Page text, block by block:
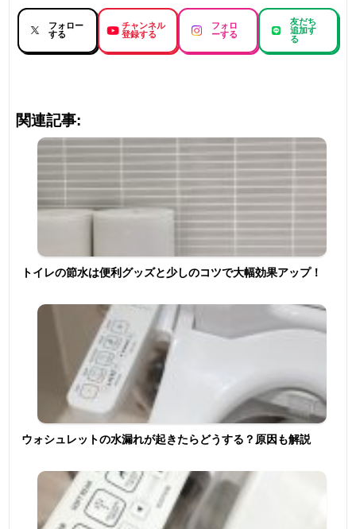
フォロー
する
チャンネル
登録する
フォロ
ーする
友だち
追加す
る
関連記事:
トイレの節水は便利グッズと少しのコツで大幅効果アップ！
ウォシュレットの水漏れが起きたらどうする？原因も解説